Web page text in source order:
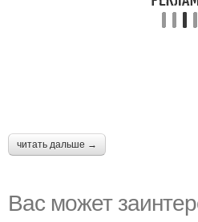
читать дальше →
Вас может